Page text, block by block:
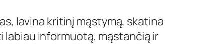
lavina kritinį mąstymą, skatina
labiau informuotą, mąstančią ir